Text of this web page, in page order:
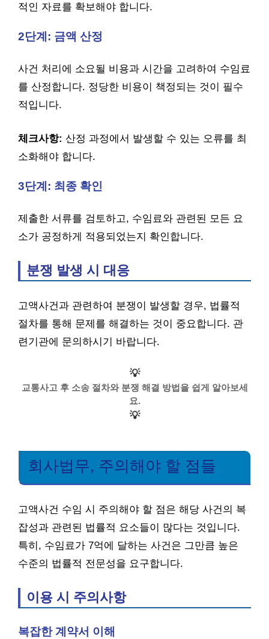
적인 자료를 확보해야 합니다.
2단계: 금액 산정
사건 처리에 소요될 비용과 시간을 고려하여 수임료
를 산정합니다. 정당한 비용이 책정되는 것이 필수
적입니다.
체크사항: 산정 과정에서 발생할 수 있는 오류를 최
소화해야 합니다.
3단계: 최종 확인
제출한 서류를 검토하고, 수임료와 관련된 모든 요
소가 공정하게 적용되었는지 확인합니다.
분쟁 발생 시 대응
고액사건과 관련하여 분쟁이 발생할 경우, 법률적
절차를 통해 문제를 해결하는 것이 중요합니다. 관
련기관에 문의하시기 바랍니다.
💡
교통사고 후 소송 절차와 분쟁 해결 방법을 쉽게 알아보세
요.
💡
회사법무, 주의해야 할 점들
고액사건 수임 시 주의해야 할 점은 해당 사건의 복
잡성과 관련된 법률적 요소들이 많다는 것입니다.
특히, 수임료가 7억에 달하는 사건은 그만큼 높은
수준의 법률적 전문성을 요구합니다.
이용 시 주의사항
복잡한 계약서 이해